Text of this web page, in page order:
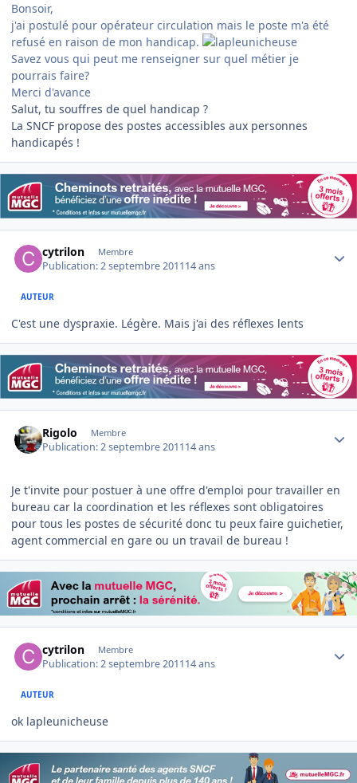
Bonsoir,
j'ai postulé pour opérateur circulation mais le poste m'a été
refusé en raison de mon handicap.
Savez vous qui peut me renseigner sur quel métier je
pourrais faire?
Merci d'avance
Salut, tu souffres de quel handicap ?
La SNCF propose des postes accessibles aux personnes
handicapés !
cytrilon Membre
Publication:2 septembre 201114 ans
AUTEUR
C'est une dyspraxie. Légère. Mais j'ai des réflexes lents
Rigolo Membre
Publication:2 septembre 201114 ans
Je t'invite pour postuer à une offre d'emploi pour travailler en
bureau car la coordination et les réflexes sont obligatoires
pour tous les postes de sécurité donc tu peux faire guichetier,
agent commercial en gare ou un travail de bureau !
cytrilon Membre
Publication:2 septembre 201114 ans
AUTEUR
ok lapleunicheuse